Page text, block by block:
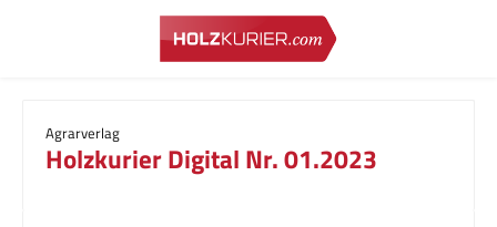
Zum Hauptinhalt springen
Agrarverlag
Holzkurier Digital Nr. 01.2023